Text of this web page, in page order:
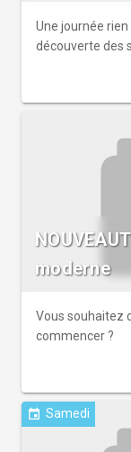
Une journée
découverte des
moderne
Vous souhaitez
commencer ?
event Samedi